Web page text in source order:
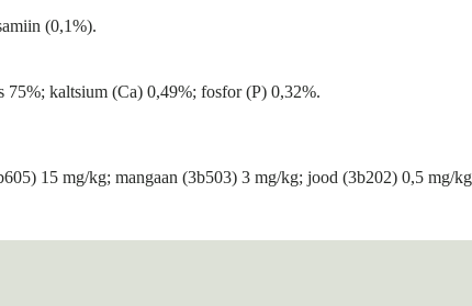
(0,1%).
kaltsium (Ca) 0,49%; fosfor (P) 0,32%.
15 mg/kg; mangaan (3b503) 3 mg/kg; jood (3b202) 0,5 mg/